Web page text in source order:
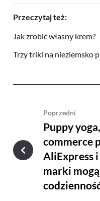
Przeczytaj też:
Jak zrobić własny krem?
Trzy triki na nieziemsko
Poprzedni
Puppy
commerce
AliExpress
marki